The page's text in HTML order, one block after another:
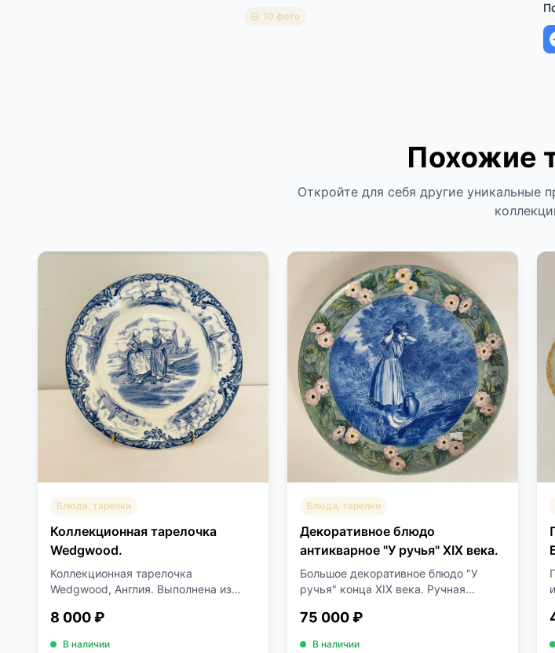
10 фото
Похожие
Откройте для себя другие уникальные
Блюда, тарелки
Коллекционная тарелочка
Wedgwood.
Коллекционная тарелочка
Wedgwood, Англия. Выполнена из
8 000 ₽
В наличии
Блюда, тарелки
Декоративное блюдо
антикварное "У ручья" XIX века.
Большое декоративное блюдо "У
ручья" конца XIX века. Ручная...
75 000 ₽
В наличии